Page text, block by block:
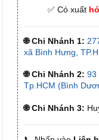
✅ Có xuất
🌐 Chi Nhánh 1:
xã Bình Hưng,
🌐 Chi Nhánh 2: 93
Tp.HCM (Bình
🌐 Chi Nhánh 3: